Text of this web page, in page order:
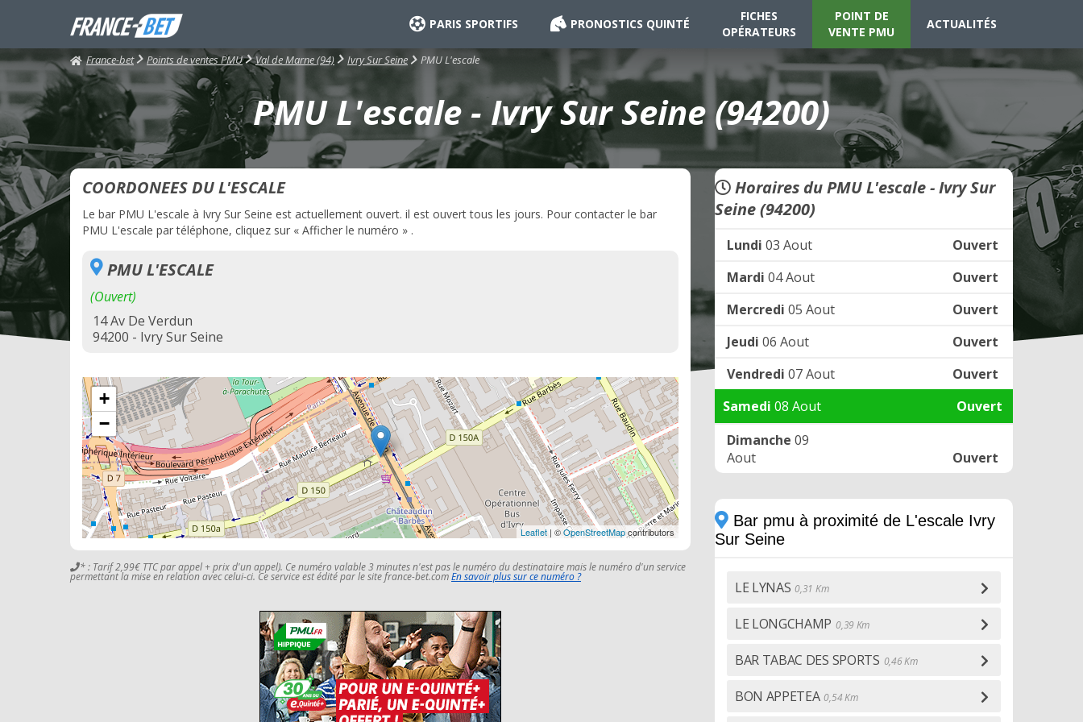
PARIS SPORTIFS PRONOSTICS QUINTÉ
FICHES
OPÉRATEURS
POINT DE
VENTE PMU
ACTUALITÉS
France-bet Points de ventes PMU Val de Marne (94) Ivry Sur Seine PMU L'escale
PMU L'escale - Ivry Sur Seine (94200)
COORDONEES DU L'ESCALE
Le bar PMU L'escale à Ivry Sur Seine est actuellement ouvert. il est ouvert tous les jours. Pour contacter le bar
PMU L'escale par téléphone, cliquez sur « Afficher le numéro » .
PMU L'ESCALE
(Ouvert)
14 Av De Verdun
94200 - Ivry Sur Seine
+
−
Leaflet | ©OpenStreetMapcontributors
* : Tarif 2,99€ TTC par appel + prix d'un appel). Ce numéro valable 3 minutes n'est pas le numéro du destinataire mais le numéro d'un service
permettant la mise en relation avec celui-ci. Ce service est édité par le site france-bet.comEn savoir plus sur ce numéro ?
Horaires du PMU L'escale - Ivry Sur
Seine (94200)
Lundi 03 Aout
Ouvert
Mardi 04 Aout
Ouvert
Mercredi 05 Aout
Ouvert
Jeudi 06 Aout
Ouvert
Vendredi 07 Aout
Ouvert
Samedi 08 Aout
Ouvert
Dimanche 09
Aout
Ouvert
Bar pmu à proximité de L'escale Ivry
Sur Seine
LE LYNAS 0,31 Km
LE LONGCHAMP 0,39 Km
BAR TABAC DES SPORTS 0,46 Km
BON APPETEA 0,54 Km